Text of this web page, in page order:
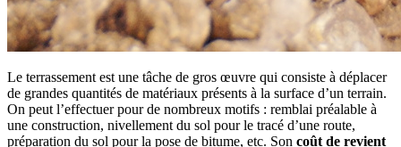
Le terrassement est une tâche de gros œuvre qui consiste à déplacer
de grandes quantités de matériaux présents à la surface d’un terrain.
On peut l’effectuer pour de nombreux motifs : remblai préalable à
une construction, nivellement du sol pour le tracé d’une route,
préparation du sol pour la pose de bitume, etc. Son coût de revient